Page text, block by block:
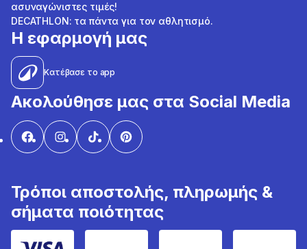
ασυναγώνιστες τιμές!
DECATHLON: τα πάντα για τον αθλητισμό.
Η εφαρμογή μας
Κατέβασε το app
Ακολούθησε μας στα Social Media
Τρόποι αποστολής, πληρωμής &
σήματα ποιότητας